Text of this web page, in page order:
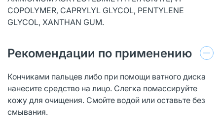
COPOLYMER, CAPRYLYL GLYCOL, PENTYLENE
GLYCOL, XANTHAN GUM.
Рекомендации по применению
Кончиками пальцев либо при помощи ватного диска
нанесите средство на лицо. Слегка помассируйте
кожу для очищения. Смойте водой или оставьте без
смывания.